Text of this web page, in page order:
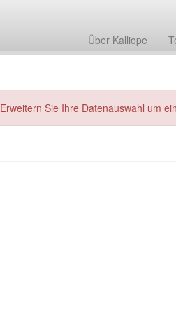
Über Kalliope
Erweitern Sie Ihre Datenauswahl um